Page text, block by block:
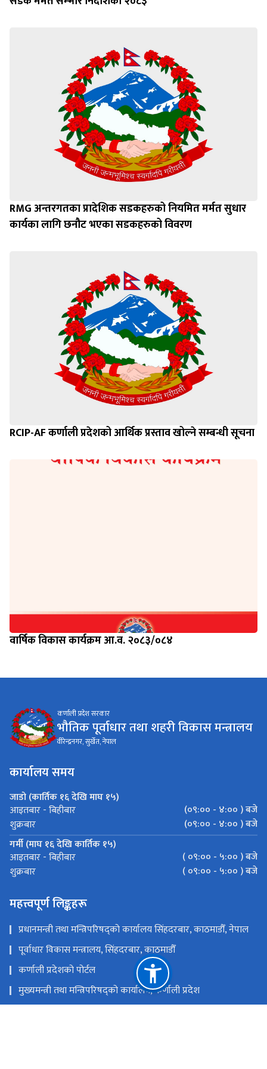
RMG अन्तरगतका प्रादेशिक सडकहरुको नियमित मर्मत सुधार
कार्यका लागि छनौट भएका सडकहरुको विवरण
RCIP-AF कर्णाली प्रदेशको आर्थिक प्रस्ताव खोल्ने सम्बन्धी सूचना
वार्षिक विकास कार्यक्रम आ.व. २०८३/०८४
कर्णाली प्रदेश सरकार
भौतिक पूर्वाधार तथा शहरी विकास मन्त्रालय
वीरेन्द्रनगर, सुर्खेत, नेपाल
कार्यालय समय
जाडो (कार्तिक १६ देखि माघ १५)
आइतबार - बिहीबार
(०९:०० - ४:०० ) बजे
शुक्रबार
(०९:०० - ४:०० ) बजे
गर्मी (माघ १६ देखि कार्तिक १५)
आइतबार - बिहीबार
( ०९:०० - ५:०० ) बजे
शुक्रबार
( ०९:०० - ५:०० ) बजे
महत्त्वपूर्ण लिङ्कहरू
प्रधानमन्त्री तथा मन्त्रिपरिषद्को कार्यालय सिंहदरबार, काठमाडौँ, नेपाल
पूर्वाधार विकास मन्त्रालय, सिंहदरबार, काठमाडौँ
कर्णाली प्रदेशको पोर्टल
मुख्यमन्त्री तथा मन्त्रिपरिषद्को कार्यालय, कर्णाली प्रदेश